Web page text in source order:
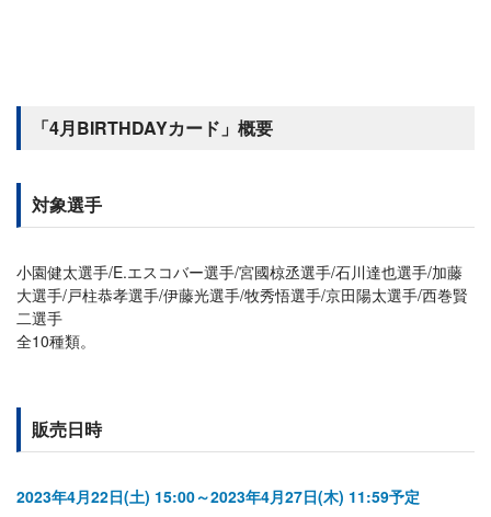
「4月BIRTHDAYカード」概要
対象選手
小園健太選手/E.エスコバー選手/宮國椋丞選手/石川達也選手/加藤
大選手/戸柱恭孝選手/伊藤光選手/牧秀悟選手/京田陽太選手/西巻賢
二選手
全10種類。
販売日時
2023年4月22日(土) 15:00～2023年4月27日(木) 11:59予定